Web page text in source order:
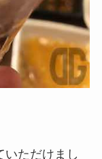
いただけまし